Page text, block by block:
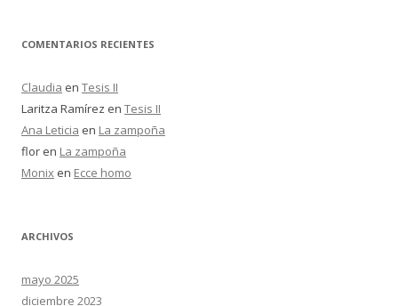
COMENTARIOS RECIENTES
Claudia en Tesis II
Laritza Ramírez en Tesis II
Ana Leticia en La zampoña
flor en La zampoña
Monix en Ecce homo
ARCHIVOS
mayo 2025
diciembre 2023